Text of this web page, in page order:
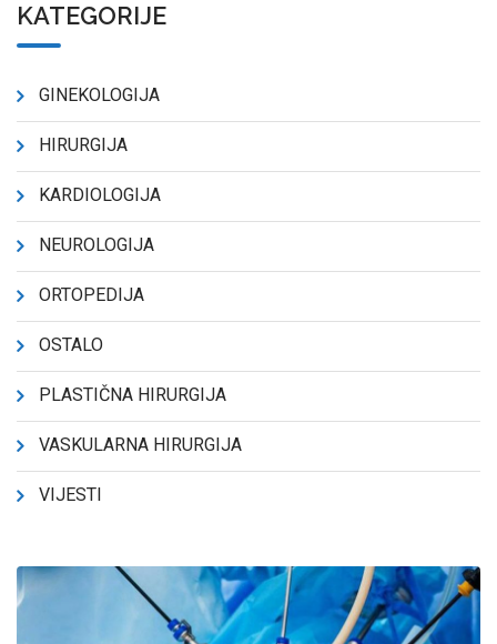
KATEGORIJE
GINEKOLOGIJA
HIRURGIJA
KARDIOLOGIJA
NEUROLOGIJA
ORTOPEDIJA
OSTALO
PLASTIČNA HIRURGIJA
VASKULARNA HIRURGIJA
VIJESTI